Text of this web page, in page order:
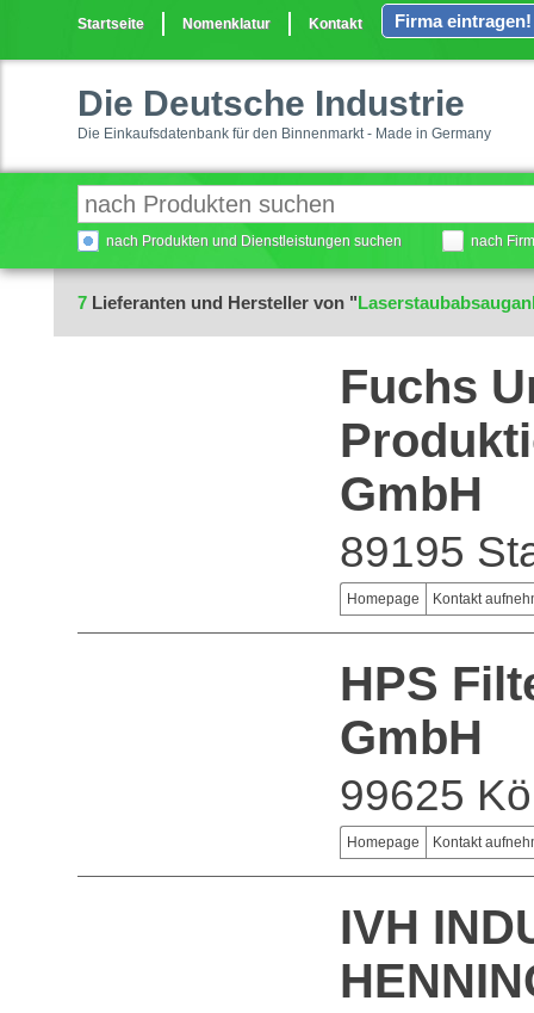
Startseite Nomenklatur Kontakt Firma eintragen!
Die Deutsche Industrie
Die Einkaufsdatenbank für den Binnenmarkt - Made in Germany
nach Produkten und Dienstleistungen suchen nach
7 Lieferanten und Hersteller von "
Fuchs
GmbH
89195
Homepage Kontakt
HPS
GmbH
99625
Homepage Kontakt
IVH